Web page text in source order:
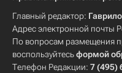
Главный редактор:
Адрес электронной почты
По вопросам размещения
воспользуйтесьформой
Телефон Редакции: 7 (495)